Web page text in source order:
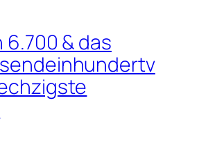
6.700 & das